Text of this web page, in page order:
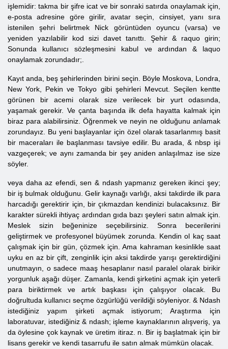
işlemidir: takma bir şifre icat ve bir sonraki satırda onaylamak için,
e-posta adresine göre girilir, avatar seçin, cinsiyet, yanı sıra
istenilen şehri belirtmek Nick görüntüden oyuncu (varsa) ve
yeniden yazılabilir kod sizi davet tanıttı. Şehir & raquo girin;
Sonunda kullanıcı sözleşmesini kabul ve ardından & laquo
onaylamak zorundadır;.
Kayıt anda, beş şehirlerinden birini seçin. Böyle Moskova, Londra,
New York, Pekin ve Tokyo gibi şehirleri Mevcut. Seçilen kentte
görünen bir acemi olarak size verilecek bir yurt odasında,
yaşamak gerekir. Ve çanta başında ilk defa hayatta kalmak için
biraz para alabilirsiniz. Öğrenmek ve neyin ne olduğunu anlamak
zorundayız. Bu yeni başlayanlar için özel olarak tasarlanmış basit
bir maceraları ile başlanması tavsiye edilir. Bu arada, & nbsp işi
vazgeçerek; ve aynı zamanda bir şey aniden anlaşılmaz ise size
söyler.
veya daha az efendi, sen & ndash yapmanız gereken ikinci şey;
bir iş bulmak olduğunu. Gelir kaynağı varlığı, aksi takdirde ilk para
harcadığı gerektirir için, bir çıkmazdan kendinizi bulacaksınız. Bir
karakter sürekli ihtiyaç ardından gıda bazı şeyleri satın almak için.
Meslek sizin beğeninize seçebilirsiniz. Sonra becerilerini
geliştirmek ve profesyonel büyümek zorunda. Kendin ol kaç saat
çalışmak için bir gün, çözmek için. Ama kahraman kesinlikle saat
uyku en az bir çift, zenginlik için aksi takdirde yarışı gerektirdiğini
unutmayın, o sadece maaş hesaplanır nasıl paralel olarak birikir
yorgunluk aşağı düşer. Zamanla, kendi şirketini açmak için yeterli
para biriktirmek ve artık başkası için çalışıyor olacak. Bu
doğrultuda kullanıcı seçme özgürlüğü verildiği söyleniyor. & Ndash
istediğiniz yapım şirketi açmak istiyorum; Araştırma için
laboratuvar, istediğiniz & ndash; işleme kaynaklarının alışveriş, ya
da öylesine çok kaynak ve üretim itiraz. n. Bir iş başlatmak için bir
lisans gerekir ve kendi tasarrufu ile satın almak mümkün olacak.